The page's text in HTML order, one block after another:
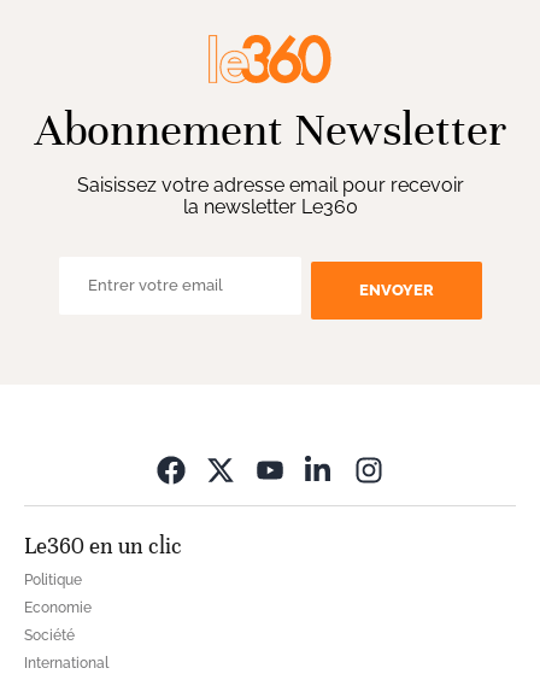
Abonnement Newsletter
Saisissez votre adresse email pour recevoir
la newsletter Le360
ENVOYER
Le360 en un clic
Politique
Economie
Société
International